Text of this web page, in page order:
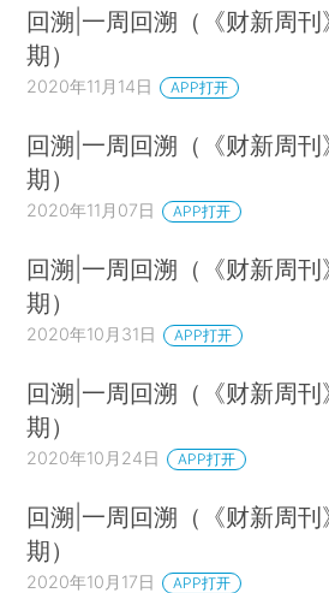
回溯|一周回溯（《财新周
期）
2020年11月14日 APP打开
回溯|一周回溯（《财新周
期）
2020年11月07日 APP打开
回溯|一周回溯（《财新周
期）
2020年10月31日 APP打开
回溯|一周回溯（《财新周
期）
2020年10月24日 APP打开
回溯|一周回溯（《财新周
期）
2020年10月17日 APP打开